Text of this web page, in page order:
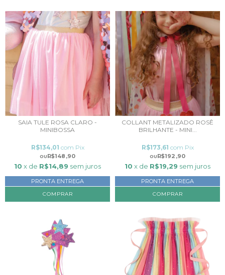
SAIA TULE ROSA CLARO -
MINIBOSSA
R$148,90
R$134,01 com Pix
10 x de R$14,89 sem juros
PRONTA ENTREGA
COMPRAR
COLLANT METALIZADO ROSÊ
BRILHANTE - MINI...
R$192,90
R$173,61 com Pix
10 x de R$19,29 sem juros
PRONTA ENTREGA
COMPRAR